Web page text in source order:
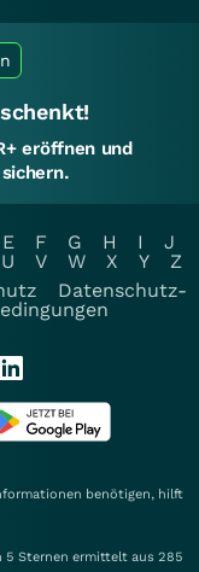
eröffnen und
E F G H I
J
U V W X Y
Z
Datenschutz-
benötigen, hilft
5 Sternen ermittelt aus 285